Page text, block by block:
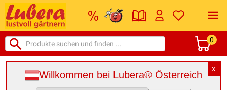
0
X
Willkommen bei Lubera® Österreich